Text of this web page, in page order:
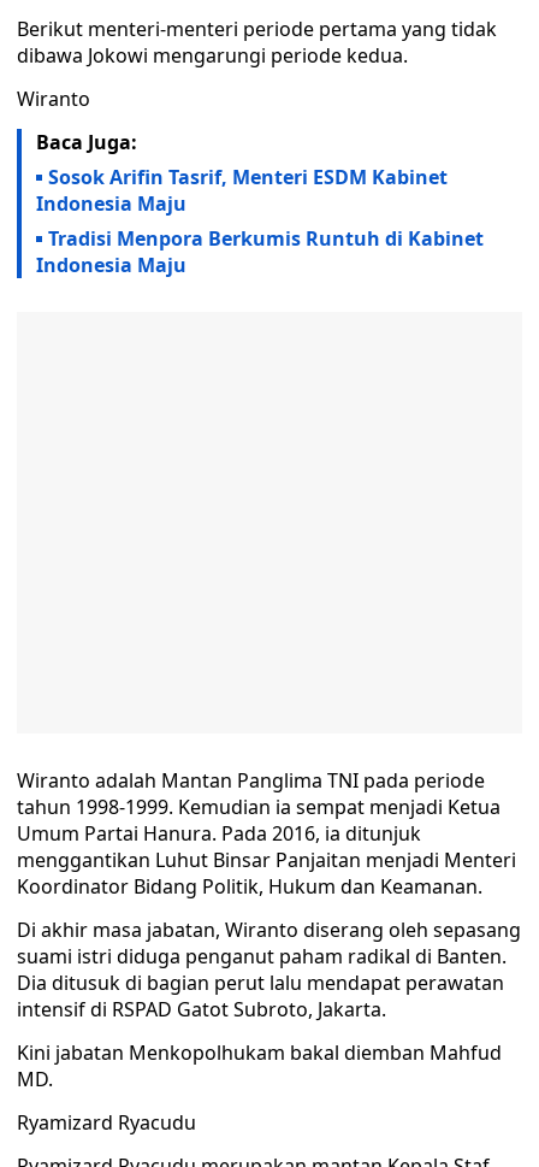
Berikut menteri-menteri periode pertama yang tidak
dibawa Jokowi mengarungi periode kedua.
Wiranto
Baca Juga:
Sosok Arifin Tasrif, Menteri ESDM Kabinet
Indonesia Maju
Tradisi Menpora Berkumis Runtuh di Kabinet
Indonesia Maju
Wiranto adalah Mantan Panglima TNI pada periode
tahun 1998-1999. Kemudian ia sempat menjadi Ketua
Umum Partai Hanura. Pada 2016, ia ditunjuk
menggantikan Luhut Binsar Panjaitan menjadi Menteri
Koordinator Bidang Politik, Hukum dan Keamanan.
Di akhir masa jabatan, Wiranto diserang oleh sepasang
suami istri diduga penganut paham radikal di Banten.
Dia ditusuk di bagian perut lalu mendapat perawatan
intensif di RSPAD Gatot Subroto, Jakarta.
Kini jabatan Menkopolhukam bakal diemban Mahfud
MD.
Ryamizard Ryacudu